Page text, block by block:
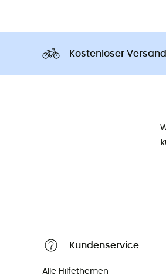
Kostenloser
Kundenservice
Alle Hilfethemen